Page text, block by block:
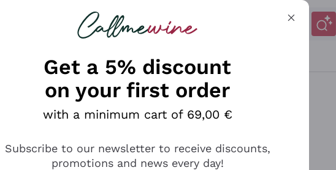
looking for
Get a 5% discount
on your first order
with a minimum cart of 69,00 €
Subscribe to our newsletter to receive discounts,
promotions and news every day!